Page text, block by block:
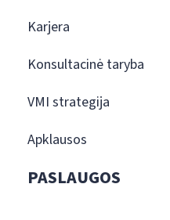
Karjera
Konsultacinė taryba
VMI strategija
Apklausos
PASLAUGOS